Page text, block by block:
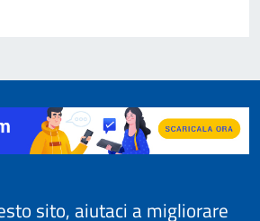
sito, aiutaci a migliorare